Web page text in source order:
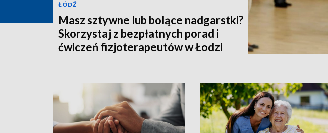
ŁÓDŹ
Masz sztywne lub bolące nadgarstki?
Skorzystaj z bezpłatnych porad i
ćwiczeń fizjoterapeutów w Łodzi